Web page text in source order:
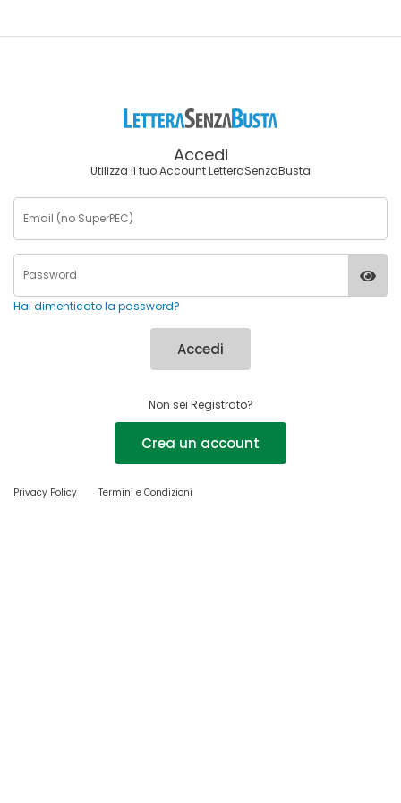
Accedi
Utilizza il tuo Account LetteraSenzaBusta
Hai dimenticato la password?
Accedi
Non sei Registrato?
Crea un account
Privacy Policy Termini e Condizioni